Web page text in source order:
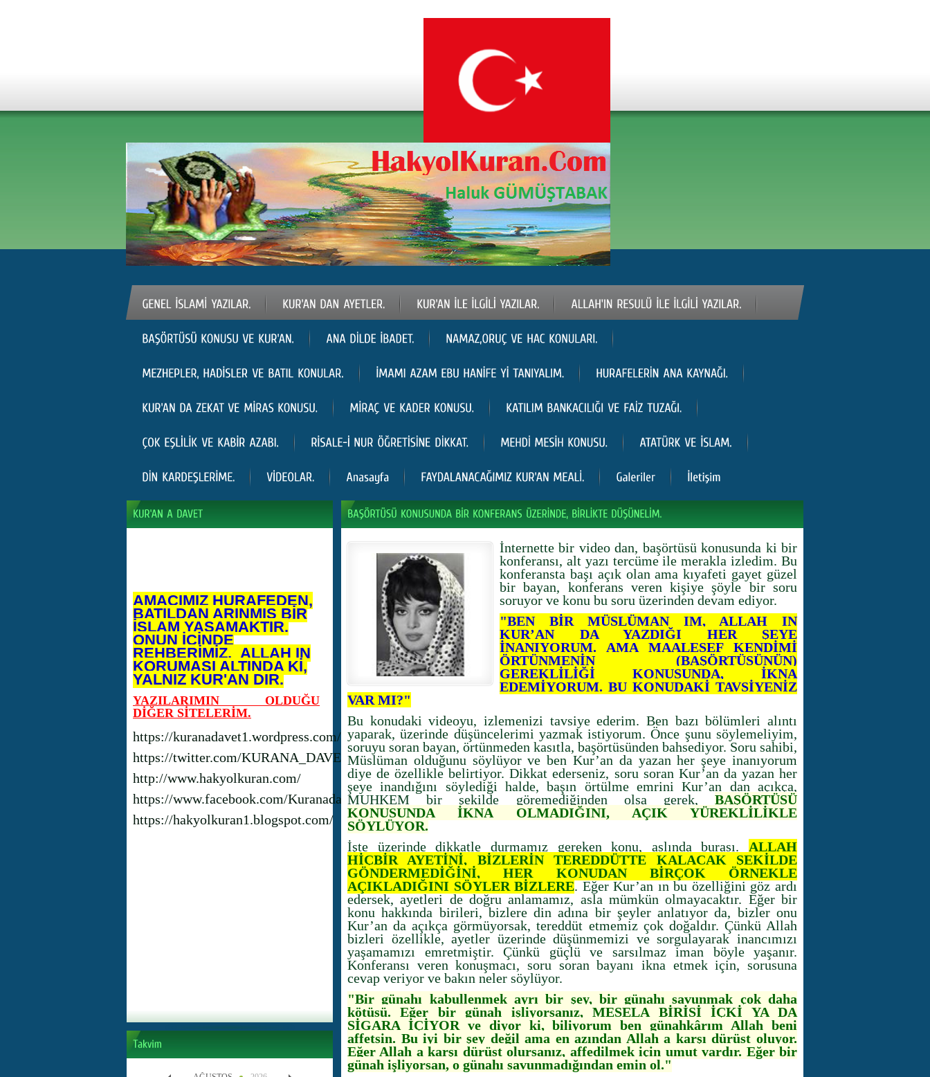
AMACIMIZ HURAFEDEN,
BATILDAN ARINMIŞ BİR
İSLAM YAŞAMAKTIR.
ONUN İÇİNDE
REHBERİMİZ, ALLAH IN
KORUMASI ALTINDA Kİ,
YALNIZ KUR'AN DIR.
YAZILARIMIN OLDUĞU
DİĞER SİTELERİM.
https://kuranadavet1.wordpress.com/
https://twitter.com/KURANA_DAVET
http://www.hakyolkuran.com/
https://www.facebook.com/Kuranadavet1/
https://hakyolkuran1.blogspot.com/
İnternette bir video dan, başörtüsü konusunda ki bir
konferansı, alt yazı tercüme ile merakla izledim. Bu
konferansta başı açık olan ama kıyafeti gayet güzel
bir bayan, konferans veren kişiye şöyle bir soru
soruyor ve konu bu soru üzerinden devam ediyor.
"BEN BİR MÜSLÜMAN IM, ALLAH IN
KUR’AN DA YAZDIĞI HER ŞEYE
İNANIYORUM. AMA MAALESEF KENDİMİ
ÖRTÜNMENİN (BAŞÖRTÜSÜNÜN)
GEREKLİLİĞİ KONUSUNDA, İKNA
EDEMİYORUM. BU KONUDAKİ TAVSİYENİZ
VAR MI?"
Bu konudaki videoyu, izlemenizi tavsiye ederim. Ben bazı bölümleri alıntı
yaparak, üzerinde düşüncelerimi yazmak istiyorum. Önce şunu söylemeliyim,
soruyu soran bayan, örtünmeden kasıtla, başörtüsünden bahsediyor. Soru sahibi,
Müslüman olduğunu söylüyor ve ben Kur’an da yazan her şeye inanıyorum
diye de özellikle belirtiyor. Dikkat ederseniz, soru soran Kur’an da yazan her
şeye inandığını söylediği halde, başın örtülme emrini Kur’an dan açıkça,
MUHKEM bir şekilde göremediğinden olsa gerek, BAŞÖRTÜSÜ
KONUSUNDA İKNA OLMADIĞINI, AÇIK YÜREKLİLİKLE
SÖYLÜYOR.
İşte üzerinde dikkatle durmamız gereken konu, aslında burası. ALLAH
HİÇBİR AYETİNİ, BİZLERİN TEREDDÜTTE KALACAK ŞEKİLDE
GÖNDERMEDİĞİNİ, HER KONUDAN BİRÇOK ÖRNEKLE
AÇIKLADIĞINI SÖYLER BİZLERE. Eğer Kur’an ın bu özelliğini göz ardı
edersek, ayetleri de doğru anlamamız, asla mümkün olmayacaktır. Eğer bir
konu hakkında birileri, bizlere din adına bir şeyler anlatıyor da, bizler onu
Kur’an da açıkça görmüyorsak, tereddüt etmemiz çok doğaldır. Çünkü Allah
bizleri özellikle, ayetler üzerinde düşünmemizi ve sorgulayarak inancımızı
yaşamamızı emretmiştir. Çünkü güçlü ve sarsılmaz iman böyle yaşanır.
Konferansı veren konuşmacı, soru soran bayanı ikna etmek için, sorusuna
cevap veriyor ve bakın neler söylüyor.
"Bir günahı kabullenmek ayrı bir şey, bir günahı savunmak çok daha
kötüsü. Eğer bir günah işliyorsanız, MESELA BİRİSİ İÇKİ YA DA
SİGARA İÇİYOR ve diyor ki, biliyorum ben günahkârım Allah beni
affetsin. Bu iyi bir şey değil ama en azından Allah a karşı dürüst oluyor.
Eğer Allah a karşı dürüst olursanız, affedilmek için umut vardır. Eğer bir
günah işliyorsan, o günahı savunmadığından emin ol."